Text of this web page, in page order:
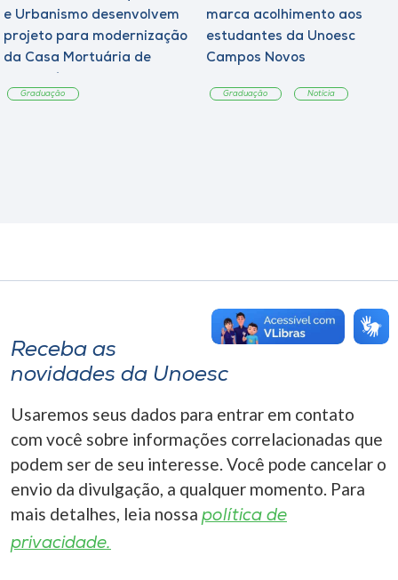
e Urbanismo desenvolvem
projeto para modernização
da Casa Mortuária de
Graduação
marca acolhimento aos
estudantes da Unoesc
Campos Novos
Graduação Notícia
Receba as
novidades da Unoesc
Usaremos seus dados para entrar em contato
com você sobre informações correlacionadas que
podem ser de seu interesse. Você pode cancelar o
envio da divulgação, a qualquer momento. Para
mais detalhes, leia nossa política de
privacidade.